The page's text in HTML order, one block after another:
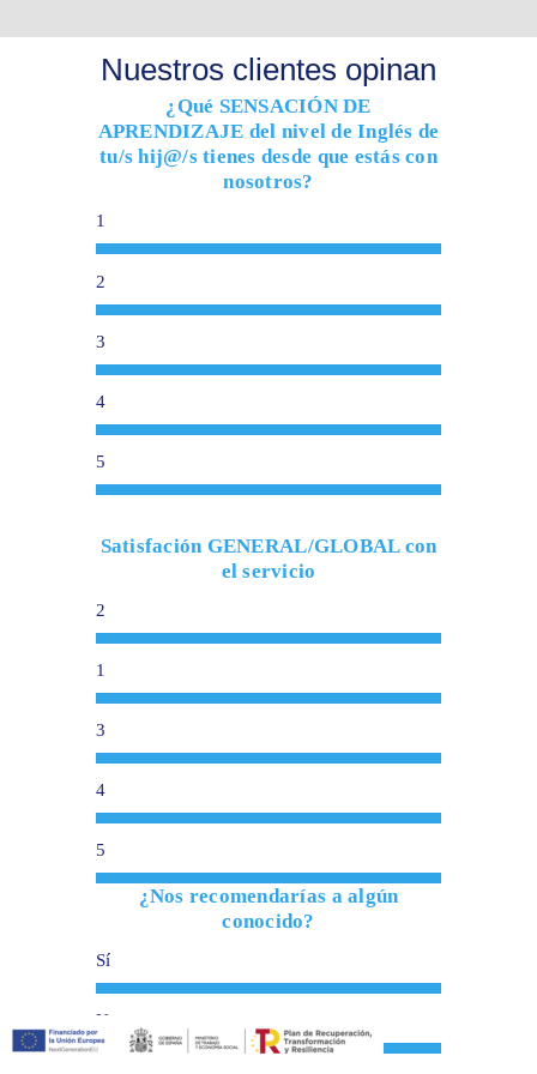
Nuestros clientes opinan
¿Qué SENSACIÓN DE
APRENDIZAJE del nivel de Inglés de
tu/s hij@/s tienes desde que estás con
nosotros?
1
2
3
4
5
Satisfación GENERAL/GLOBAL con
el servicio
2
1
3
4
5
¿Nos recomendarías a algún
conocido?
Sí
No